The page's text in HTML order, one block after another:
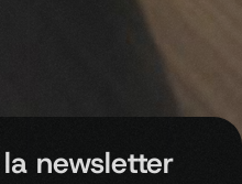
newsletter